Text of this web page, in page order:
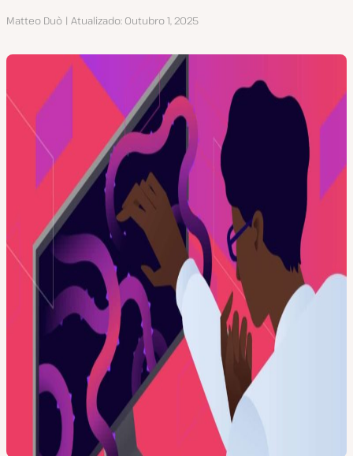
Autor
Matteo Duò Atualizado Outubro 1, 2025